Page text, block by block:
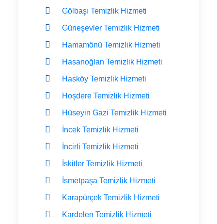
Gölbaşı Temizlik Hizmeti
Güneşevler Temizlik Hizmeti
Hamamönü Temizlik Hizmeti
Hasanoğlan Temizlik Hizmeti
Hasköy Temizlik Hizmeti
Hoşdere Temizlik Hizmeti
Hüseyin Gazi Temizlik Hizmeti
İncek Temizlik Hizmeti
İncirli Temizlik Hizmeti
İskitler Temizlik Hizmeti
İsmetpaşa Temizlik Hizmeti
Karapürçek Temizlik Hizmeti
Kardelen Temizlik Hizmeti